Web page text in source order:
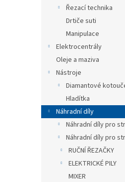
Řezací technika
Drtiče suti
Manipulace
Elektrocentrály
Oleje a maziva
Nástroje
Diamantové
Hladítka
Náhradní díly
Náhradní díly pro
Náhradní díly pro
RUČNÍ ŘEZAČKY
ELEKTRICKÉ PILY
MIXER